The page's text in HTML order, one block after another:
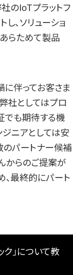
のIoTプラットフ
、ソリューショ
らためて製品
に伴ってお客さま
社としてはプロ
でも期待する機
ジニアとしては安
のパートナー候補
からのご提案が
、最終的にパート
」について教